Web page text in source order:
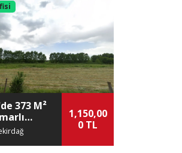
373 M²
1,150,00
0 TL